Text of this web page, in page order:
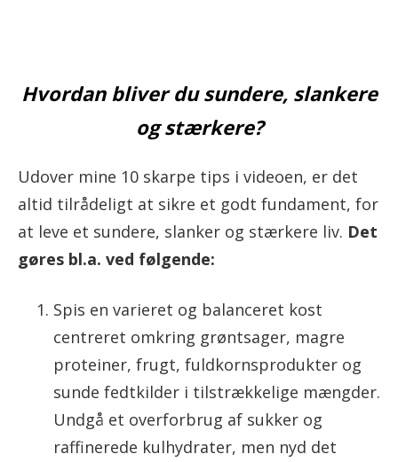
Hvordan bliver du sundere, slankere
og stærkere?
Udover mine 10 skarpe tips i videoen, er det
altid tilrådeligt at sikre et godt fundament, for
at leve et sundere, slanker og stærkere liv. Det
gøres bl.a. ved følgende:
Spis en varieret og balanceret kost
centreret omkring grøntsager, magre
proteiner, frugt, fuldkornsprodukter og
sunde fedtkilder i tilstrækkelige mængder.
Undgå et overforbrug af sukker og
raffinerede kulhydrater, men nyd det